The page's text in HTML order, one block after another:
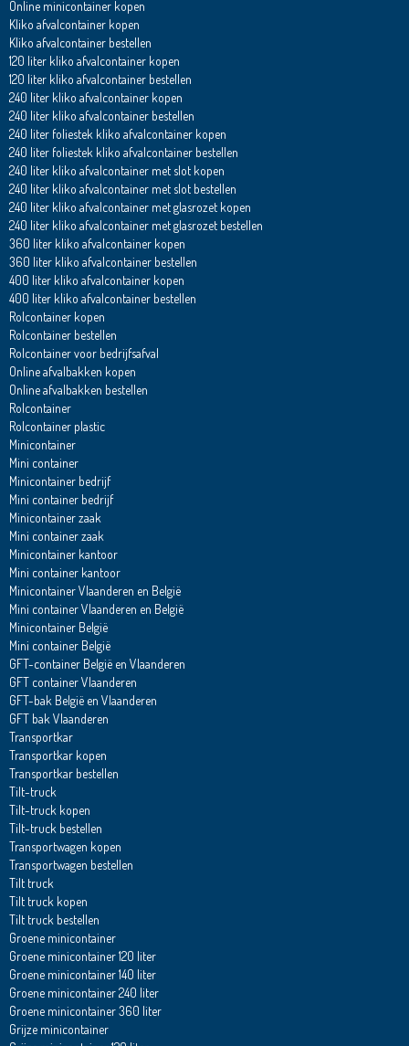
Online minicontainer kopen
Kliko afvalcontainer kopen
Kliko afvalcontainer bestellen
120 liter kliko afvalcontainer kopen
120 liter kliko afvalcontainer bestellen
240 liter kliko afvalcontainer kopen
240 liter kliko afvalcontainer bestellen
240 liter foliestek kliko afvalcontainer kopen
240 liter foliestek kliko afvalcontainer bestellen
240 liter kliko afvalcontainer met slot kopen
240 liter kliko afvalcontainer met slot bestellen
240 liter kliko afvalcontainer met glasrozet kopen
240 liter kliko afvalcontainer met glasrozet bestellen
360 liter kliko afvalcontainer kopen
360 liter kliko afvalcontainer bestellen
400 liter kliko afvalcontainer kopen
400 liter kliko afvalcontainer bestellen
Rolcontainer kopen
Rolcontainer bestellen
Rolcontainer voor bedrijfsafval
Online afvalbakken kopen
Online afvalbakken bestellen
Rolcontainer
Rolcontainer plastic
Minicontainer
Mini container
Minicontainer bedrijf
Mini container bedrijf
Minicontainer zaak
Mini container zaak
Minicontainer kantoor
Mini container kantoor
Minicontainer Vlaanderen en België
Mini container Vlaanderen en België
Minicontainer België
Mini container België
GFT-container België en Vlaanderen
GFT container Vlaanderen
GFT-bak België en Vlaanderen
GFT bak Vlaanderen
Transportkar
Transportkar kopen
Transportkar bestellen
Tilt-truck
Tilt-truck kopen
Tilt-truck bestellen
Transportwagen kopen
Transportwagen bestellen
Tilt truck
Tilt truck kopen
Tilt truck bestellen
Groene minicontainer
Groene minicontainer 120 liter
Groene minicontainer 140 liter
Groene minicontainer 240 liter
Groene minicontainer 360 liter
Grijze minicontainer